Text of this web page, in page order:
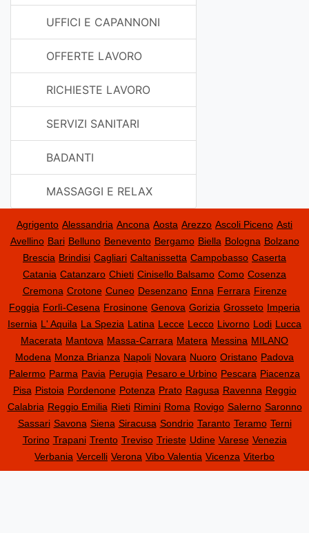
UFFICI E CAPANNONI
OFFERTE LAVORO
RICHIESTE LAVORO
SERVIZI SANITARI
BADANTI
MASSAGGI E RELAX
Agrigento Alessandria Ancona Aosta Arezzo Ascoli Piceno Asti
Avellino Bari Belluno Benevento Bergamo Biella Bologna Bolzano
Brescia Brindisi Cagliari Caltanissetta Campobasso Caserta
Catania Catanzaro Chieti Cinisello Balsamo Como Cosenza
Cremona Crotone Cuneo Desenzano Enna Ferrara Firenze
Foggia Forlì-Cesena Frosinone Genova Gorizia Grosseto Imperia
Isernia L' Aquila La Spezia Latina Lecce Lecco Livorno Lodi Lucca
Macerata Mantova Massa-Carrara Matera Messina MILANO
Modena Monza Brianza Napoli Novara Nuoro Oristano Padova
Palermo Parma Pavia Perugia Pesaro e Urbino Pescara Piacenza
Pisa Pistoia Pordenone Potenza Prato Ragusa Ravenna Reggio
Calabria Reggio Emilia Rieti Rimini Roma Rovigo Salerno Saronno
Sassari Savona Siena Siracusa Sondrio Taranto Teramo Terni
Torino Trapani Trento Treviso Trieste Udine Varese Venezia
Verbania Vercelli Verona Vibo Valentia Vicenza Viterbo